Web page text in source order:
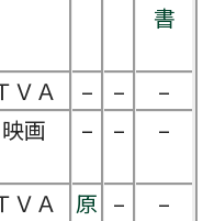
書
ＶＡ – –
–
映画 – – –
ＶＡ
原 – –